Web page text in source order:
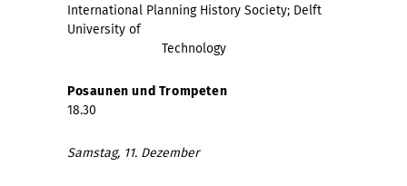
International Planning History Society; Delft
University of
Technology
Posaunen und Trompeten
18.30
Samstag, 11. Dezember